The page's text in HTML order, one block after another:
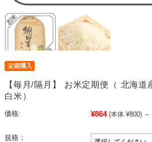
【毎月/隔月】 お米定期便（ 北海
白米）
価格: ¥864 (本体 ¥800) ～
規格：